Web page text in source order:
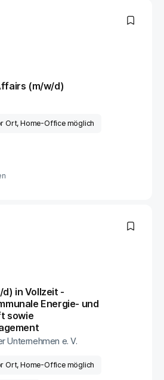
(m/w/d)
Ort, Home-Office möglich
in Vollzeit -
Energie- und
sowie
Unternehmen e. V.
Ort, Home-Office möglich